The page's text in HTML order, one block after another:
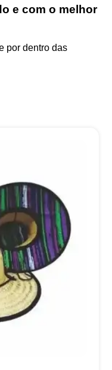
e com o melhor
por dentro das